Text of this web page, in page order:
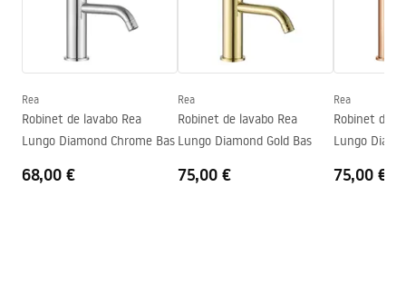
Portée du bec
mm
Technologie du revêtement
PVD
Diamètre de raccordement
Garantie
5 ans
Instructions de montage
Informations de sécurité
Rea
Robinet de lavabo Rea
Lungo Diamond Chrome Bas
68,00 €
Rea
Robinet de lavabo Rea
Lungo Diamond Gold Bas
75,00 €
Rea
Robinet de
Lungo
75,00 €